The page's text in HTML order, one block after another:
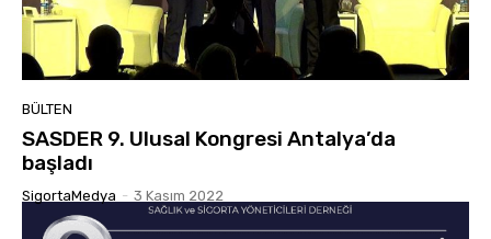
BÜLTEN
SASDER 9. Ulusal Kongresi Antalya’da
başladı
SigortaMedya - 3 Kasım 2022